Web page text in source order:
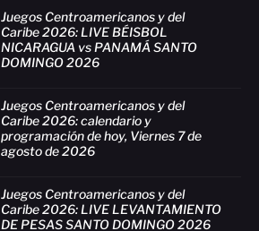
Juegos Centroamericanos y del
Caribe 2026: LIVE BÉISBOL
NICARAGUA vs PANAMÁ SANTO
DOMINGO 2026
Juegos Centroamericanos y del
Caribe 2026: calendario y
programación de hoy, Viernes 7 de
agosto de 2026
Juegos Centroamericanos y del
Caribe 2026: LIVE LEVANTAMIENTO
DE PESAS SANTO DOMINGO 2026